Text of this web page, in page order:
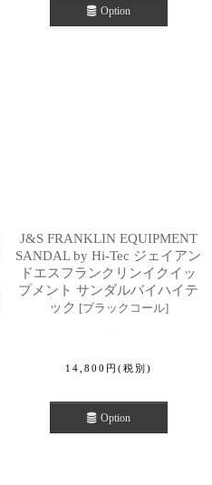
Option
J&S FRANKLIN EQUIPMENT
SANDAL by Hi-Tec ジェイアン
ドエスフランクリンイクイッ
プメント サンダルバイハイテ
ック [ブラックコール]
14,800 円 (税別)
Option